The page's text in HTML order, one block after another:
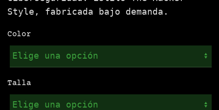
Style, fabricada bajo demanda.
Color
Talla